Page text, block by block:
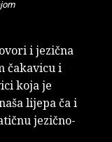
i jezična
čakavicu i
koja je
lijepa ča i
jezično-